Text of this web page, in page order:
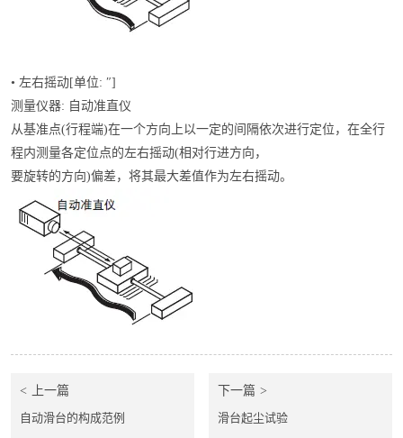
• 左右摇动[单位: ″]
测量仪器: 自动准直仪
从基准点(行程端)在一个方向上以一定的间隔依次进行定位，在全行
程内测量各定位点的左右摇动(相对行进方向，
要旋转的方向)偏差，将其最大差值作为左右摇动。
上一篇
自动滑台的构成范例
下一篇
滑台起尘试验